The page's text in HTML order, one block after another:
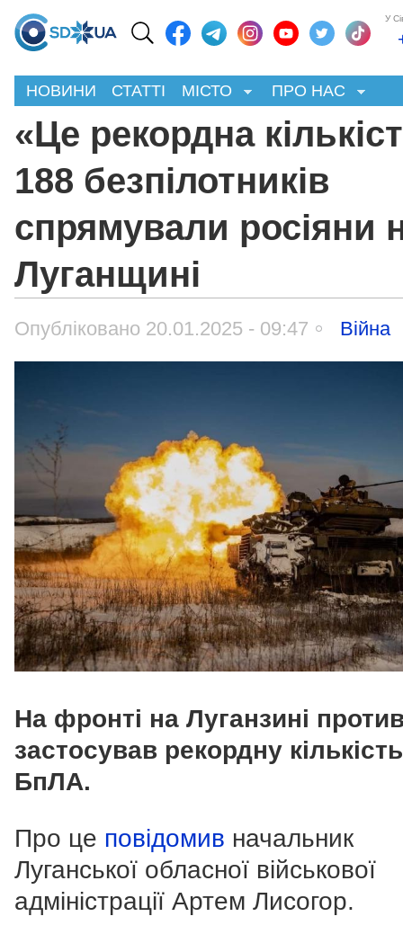
У
НОВИНИ СТАТТІ МІСТО ПРО НАС
«Це рекордна
188 безпілотників
спрямували росіяни
Луганщині
Опубліковано 20.01.2025 - 09:47 Війна
На фронті на Луганзині
застосував рекордну кількість
БпЛА.
Про це повідомив начальник
Луганської обласної військової
адміністрації Артем Лисогор.